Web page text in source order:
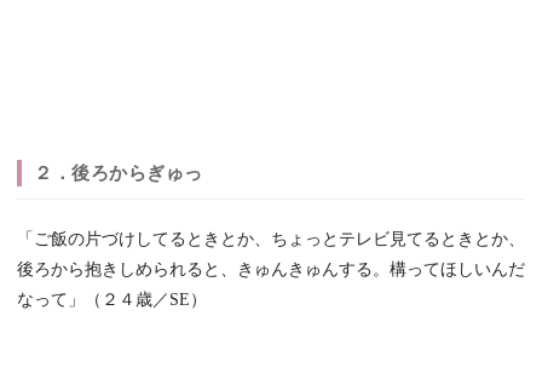
２．後ろからぎゅっ
「ご飯の片づけしてるときとか、ちょっとテレビ見てるときとか、
後ろから抱きしめられると、きゅんきゅんする。構ってほしいんだ
なって」（２４歳／SE）